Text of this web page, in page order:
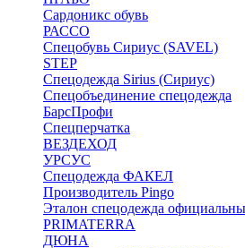
Сардоникс обувь
РАССО
Спецобувь Сириус (SAVEL)
STEP
Спецодежда Sirius (Сириус)
Спецобъединение спецодежда
БарсПрофи
Спецперчатка
ВЕЗДЕХОД
УРСУС
Спецодежда ФАКЕЛ
Производитель Pingo
Эталон спецодежда
PRIMATERRA
ДЮНА